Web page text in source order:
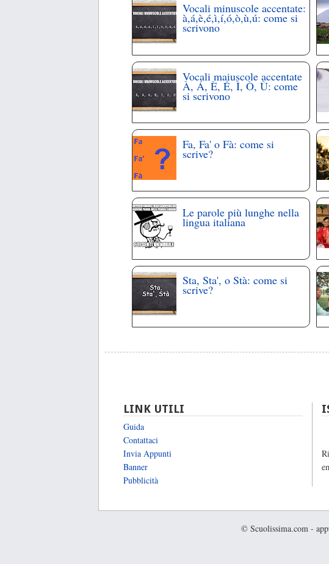
Vocali minuscole accentate:
à,á,è,é,ì,í,ó,ò,ù,ú: come si
scrivono
Vocali maiuscole accentate
À, Á, È, É, Ì, Ò, Ù: come
si scrivono
Fa, Fa' o Fà: come si
scrive?
Le parole più lunghe nella
lingua italiana
Sta, Sta', o Stà: come si
scrive?
LINK UTILI
Guida
Contattaci
Invia Appunti
Banner
Pubblicità
© Scuolissima.com -